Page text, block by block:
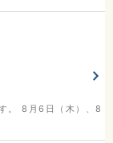
。 8月6日（木）、8